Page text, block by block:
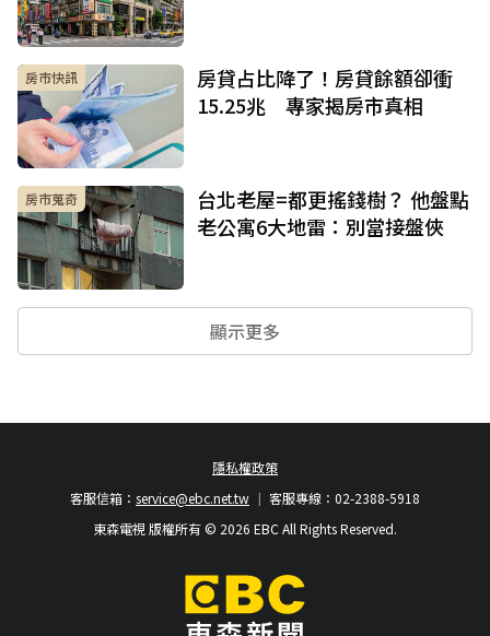
房市快訊
房貸占比降了！房貸餘額卻衝
15.25兆 專家揭房市真相
房市蒐奇
台北老屋=都更搖錢樹？ 他盤點
老公寓6大地雷：別當接盤俠
顯示更多
隱私權政策
客服專線：02-2388-5918
客服信箱： service@ebc.net.tw
東森電視 版權所有 © 2026 EBC All Rights Reserved.